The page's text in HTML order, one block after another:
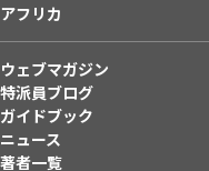
アフリカ
ウェブマガジン
特派員ブログ
ガイドブック
ニュース
著者一覧